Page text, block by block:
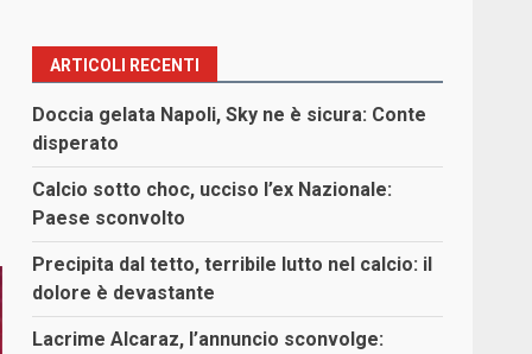
ARTICOLI RECENTI
Doccia gelata Napoli, Sky ne è sicura: Conte
disperato
Calcio sotto choc, ucciso l’ex Nazionale:
Paese sconvolto
Precipita dal tetto, terribile lutto nel calcio: il
dolore è devastante
Lacrime Alcaraz, l’annuncio sconvolge: